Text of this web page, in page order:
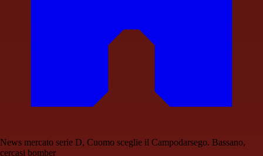
News mercato serie D, Cuomo sceglie il Campodarsego. Bassano,
cercasi bomber